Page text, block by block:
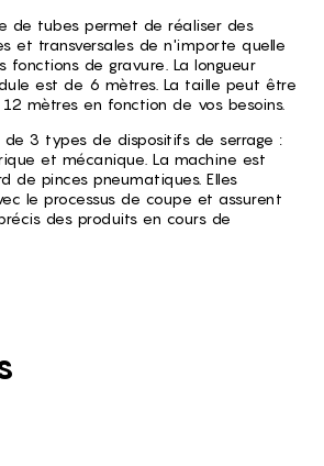
de tubes permet de réaliser des
et transversales de n'importe quelle
fonctions de gravure. La longueur
est de 6 mètres. La taille peut être
mètres en fonction de vos besoins.
de 3 types de dispositifs de serrage :
et mécanique. La machine est
de pinces pneumatiques. Elles
le processus de coupe et assurent
des produits en cours de